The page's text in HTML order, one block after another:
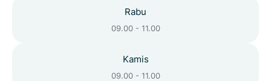
Rabu
09.00 - 11.00
Kamis
09.00 - 11.00